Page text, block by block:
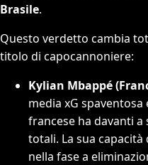
Brasile.
Questo verdetto cambia
titolo di capocannoniere:
Kylian Mbappé
media xG spaventosa
francese ha davanti
totali. La sua
nella fase a